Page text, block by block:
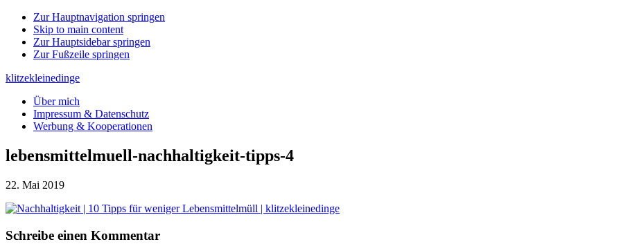
Zur Hauptnavigation springen
Skip to main content
Zur Hauptsidebar springen
Zur Fußzeile springen
klitzekleinedinge
Über mich
Impressum & Datenschutz
Werbung & Kooperationen
lebensmittelmuell-nachhaltigkeit-tipps-4
22. Mai 2019
Leser-
Schreibe einen Kommentar